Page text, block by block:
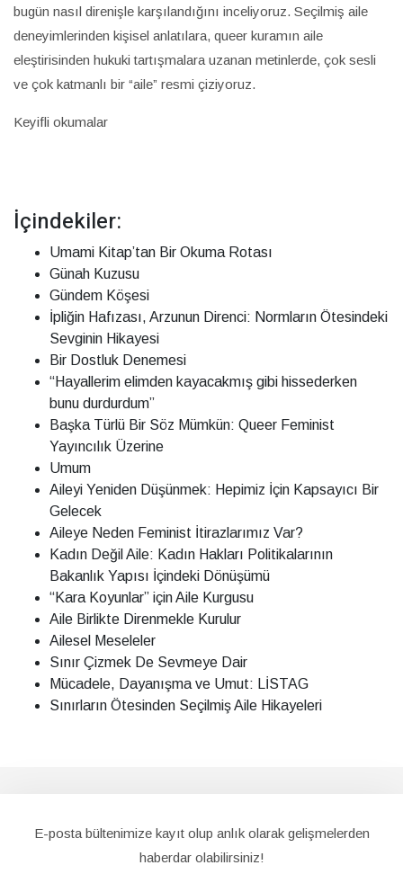
bugün nasıl direnişle karşılandığını inceliyoruz. Seçilmiş aile
deneyimlerinden kişisel anlatılara, queer kuramın aile
eleştirisinden hukuki tartışmalara uzanan metinlerde, çok sesli
ve çok katmanlı bir “aile” resmi çiziyoruz.
Keyifli okumalar
İçindekiler:
Umami Kitap’tan Bir Okuma Rotası
Günah Kuzusu
Gündem Köşesi
İpliğin Hafızası, Arzunun Direnci: Normların Ötesindeki
Sevginin Hikayesi
Bir Dostluk Denemesi
“Hayallerim elimden kayacakmış gibi hissederken
bunu durdurdum”
Başka Türlü Bir Söz Mümkün: Queer Feminist
Yayıncılık Üzerine
Umum
Aileyi Yeniden Düşünmek: Hepimiz İçin Kapsayıcı Bir
Gelecek
Aileye Neden Feminist İtirazlarımız Var?
Kadın Değil Aile: Kadın Hakları Politikalarının
Bakanlık Yapısı İçindeki Dönüşümü
“Kara Koyunlar” için Aile Kurgusu
Aile Birlikte Direnmekle Kurulur
Ailesel Meseleler
Sınır Çizmek De Sevmeye Dair
Mücadele, Dayanışma ve Umut: LİSTAG
Sınırların Ötesinden Seçilmiş Aile Hikayeleri
E-posta bültenimize kayıt olup anlık olarak gelişmelerden
haberdar olabilirsiniz!